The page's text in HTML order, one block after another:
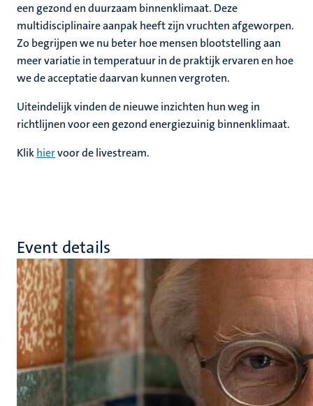
een gezond en duurzaam binnenklimaat. Deze
multidisciplinaire aanpak heeft zijn vruchten afgeworpen.
Zo begrijpen we nu beter hoe mensen blootstelling aan
meer variatie in temperatuur in de praktijk ervaren en hoe
we de acceptatie daarvan kunnen vergroten.
Uiteindelijk vinden de nieuwe inzichten hun weg in
richtlijnen voor een gezond energiezuinig binnenklimaat.
Klikhiervoor de livestream.
Event details